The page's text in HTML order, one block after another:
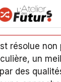
résolue non
un
des